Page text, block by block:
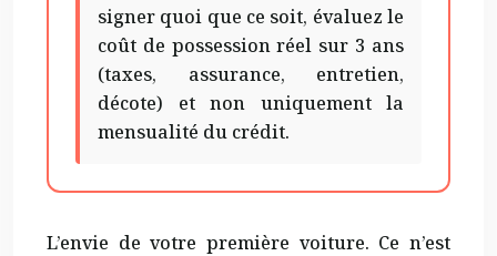
signer quoi que ce soit, évaluez le
coût de possession réel sur 3 ans
(taxes, assurance, entretien,
décote) et non uniquement la
mensualité du crédit.
L’envie de votre première voiture. Ce n’est